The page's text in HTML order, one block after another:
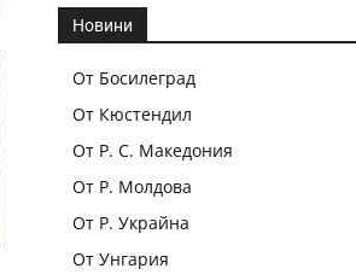
Новини
От Босилеград
От Кюстендил
От Р. С. Македония
От Р. Молдова
От Р. Украйна
От Унгария